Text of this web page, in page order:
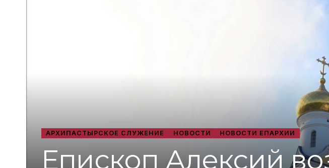
АРХИПАСТЫРСКОЕ СЛУЖЕНИЕ НОВОСТИ НОВОСТИ ЕПАРХИИ
Епископ Алексий